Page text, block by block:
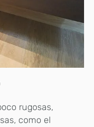
rugosas,
como el